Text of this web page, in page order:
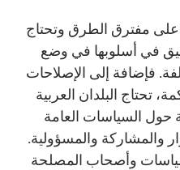
على مفترق الطرق وتحتاج
في أسلوبها في وضع
فإضافة إلى الإصلاحات
تحتاج البلدان العربية
حول السياسات العامة
والمشاركة والمسؤولية.
وأصحاب المصلحة